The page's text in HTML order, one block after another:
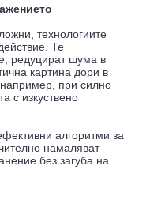
технологиите
Те
редуцират шума в
картина дори в
при силно
с изкуствено
алгоритми за
намаляват
без загуба на